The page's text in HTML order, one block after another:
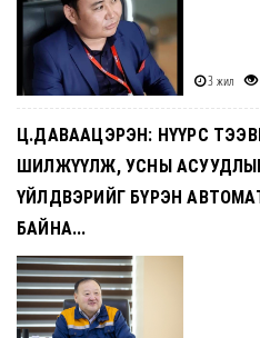
3 жил
Ц.ДАВААЦЭРЭН: НҮҮРС
ШИЛЖҮҮЛЖ, УСНЫ
ҮЙЛДВЭРИЙГ БҮРЭН
БАЙНА...